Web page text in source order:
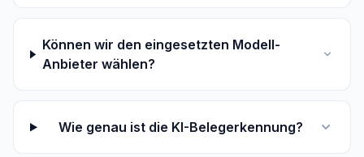
Können wir den eingesetzten Modell-
Anbieter wählen?
Wie genau ist die KI-Belegerkennung?